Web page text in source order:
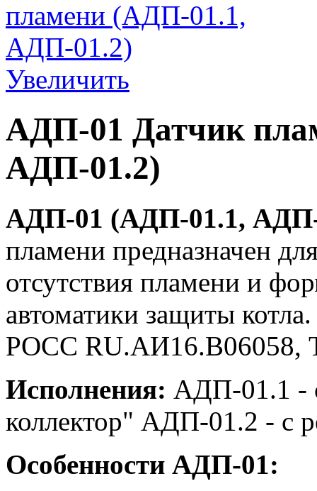
Увеличить
АДП-01 Датчик
АДП-01.2)
АДП-01 (АДП-01.1,
пламени предназначен
отсутствия пламени и
автоматики защиты
РОСС RU.АИ16.В06058,
Исполнения: АДП-01.1 -
коллектор" АДП-01.2 - с
Особенности АДП-01: